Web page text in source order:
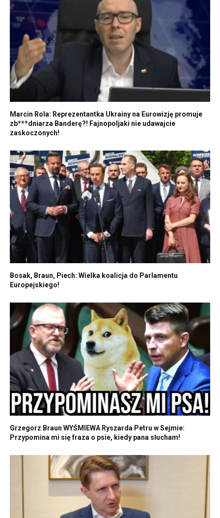
Marcin Rola: Reprezentantka Ukrainy na Eurowizję promuje
zb***dniarza Banderę?! Fajnopoljaki nie udawajcie
zaskoczonych!
Bosak, Braun, Piech: Wielka koalicja do Parlamentu
Europejskiego!
Grzegorz Braun WYŚMIEWA Ryszarda Petru w Sejmie:
Przypomina mi się fraza o psie, kiedy pana słucham!